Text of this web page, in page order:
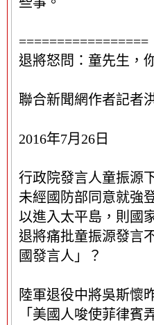
=================
退將怒問：童先生，
聯合新聞網作者記者
2016年7月26日
行政院發言人童振源
未經國防部同意就強
以進入太平島，則國
退將痛批童振源發言
國發言人」？
陸軍退役中將吳斯懷
「美國人唆使菲律賓